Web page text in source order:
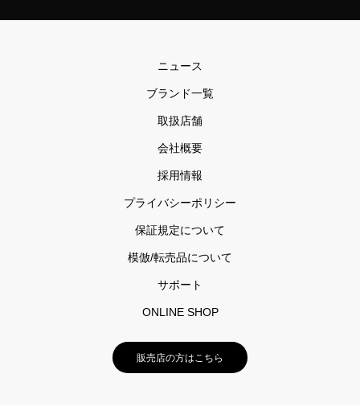
ニュース
ブランド一覧
取扱店舗
会社概要
採用情報
プライバシーポリシー
保証規定について
模倣/転売品について
サポート
ONLINE SHOP
販売店の方はこちら